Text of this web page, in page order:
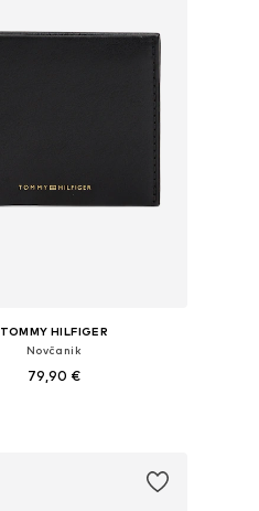
TOMMY HILFIGER
Novčanik
79,90 €